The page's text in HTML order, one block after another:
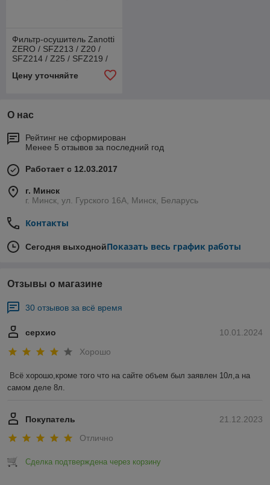
Фильтр-осушитель Zanotti
ZERO / SFZ213 / Z20 /
SFZ214 / Z25 / SFZ219 /
Цену уточняйте
О нас
Рейтинг не сформирован
Менее 5 отзывов за последний год
Работает с 12.03.2017
г. Минск
г. Минск, ул. Гурского 16А, Минск, Беларусь
Контакты
Сегодня выходнойПоказать весь график работы
Отзывы о магазине
30 отзывов за всё время
10.01.2024
серхио
Хорошо
Всё хорошо,кроме того что на сайте объем был заявлен 10л,а на
самом деле 8л.
21.12.2023
Покупатель
Отлично
Сделка подтверждена через корзину